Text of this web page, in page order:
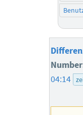
04:14